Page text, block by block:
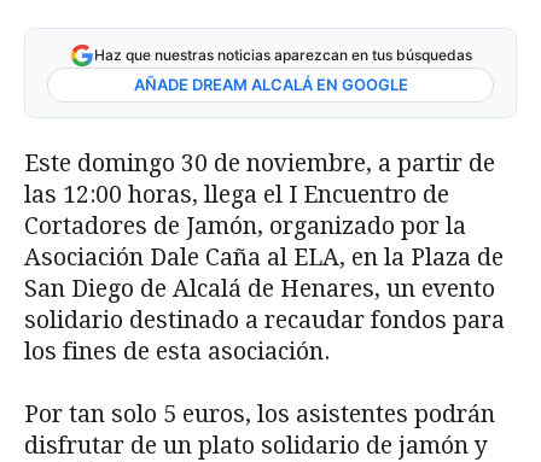
Haz que nuestras noticias aparezcan en tus búsquedas
AÑADE DREAM ALCALÁ EN GOOGLE
Este domingo 30 de noviembre, a partir de
las 12:00 horas, llega el I Encuentro de
Cortadores de Jamón, organizado por la
Asociación Dale Caña al ELA, en la Plaza de
San Diego de Alcalá de Henares, un evento
solidario destinado a recaudar fondos para
los fines de esta asociación.
Por tan solo 5 euros, los asistentes podrán
disfrutar de un plato solidario de jamón y